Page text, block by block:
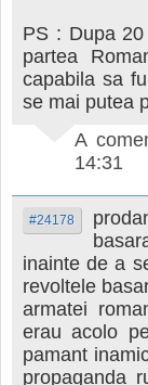
PS : Dupa
partea
capabila sa
se mai putea
A
14:31
#24178
inainte de a
revoltele
armatei
erau acolo
pamant
propaganda